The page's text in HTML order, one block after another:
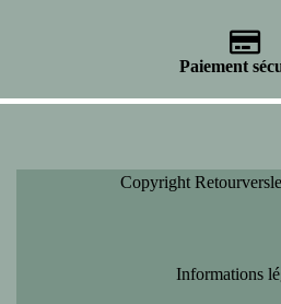
Paiement
Copyright
Informations